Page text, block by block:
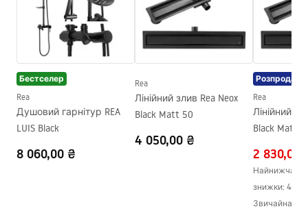
Матеріал профілів
Алюміній
Матеріал ручок
Латунь
Оздоблення профілів
Регулювання за
профілями
Комплект прокладок в
комплекті
Так
Можливість установки без
instrukcja
Instrukcja_zmiany_kierunku_drzwi_ALEX.pdf
Бестселер
Rea
Душовий гарнітур REA
LUIS Black
8 060,00 ₴
Rea
Лінійний злив Rea Neox
Black Matt 50
4 050,00 ₴
Розпродаж
Rea
Лінійний
Black Matt
2 830,00
Найнижча
знижки: 4
Звичайна